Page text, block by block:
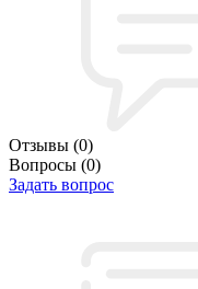
Отзывы (0)
Вопросы (0)
Задать вопрос